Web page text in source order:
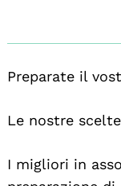
Preparate il
Le nostre
I migliori in